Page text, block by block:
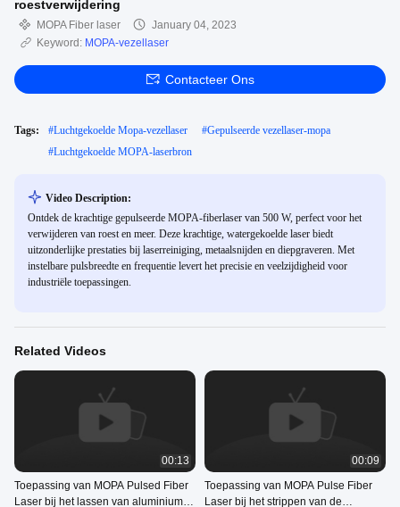
roestverwijdering
MOPA Fiber laser
January 04, 2023
Keyword: MOPA-vezellaser
Contacteer Ons
Tags: #Luchtgekoelde Mopa-vezellaser #Gepulseerde vezellaser-mopa
#Luchtgekoelde MOPA-laserbron
Video Description:
Ontdek de krachtige gepulseerde MOPA-fiberlaser van 500 W, perfect voor het
verwijderen van roest en meer. Deze krachtige, watergekoelde laser biedt
uitzonderlijke prestaties bij laserreiniging, metaalsnijden en diepgraveren. Met
instelbare pulsbreedte en frequentie levert het precisie en veelzijdigheid voor
industriële toepassingen.
Related Videos
00:13
Toepassing van MOPA Pulsed Fiber
Laser bij het lassen van aluminium
00:09
Toepassing van MOPA Pulse Fiber
Laser bij het strippen van de